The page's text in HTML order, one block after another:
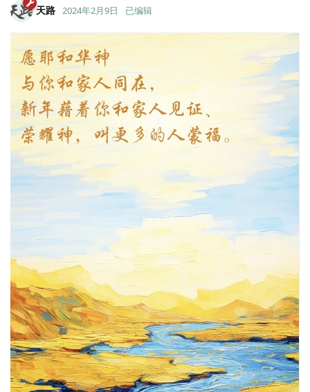
天路 2024年2月9日 已编辑